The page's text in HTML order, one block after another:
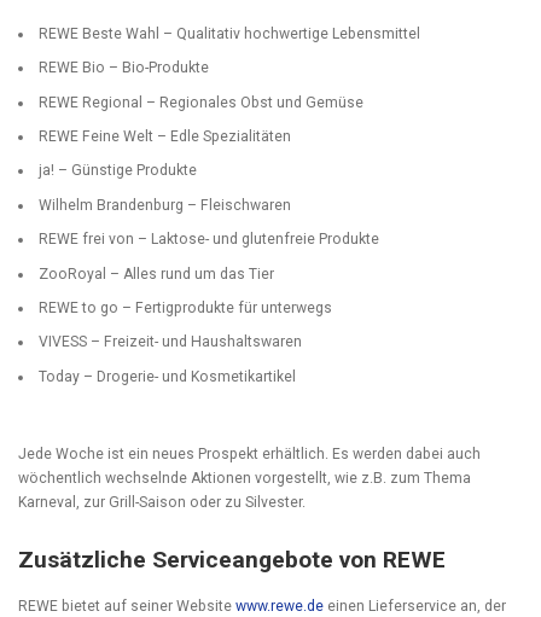
REWE Beste Wahl – Qualitativ hochwertige Lebensmittel
REWE Bio – Bio-Produkte
REWE Regional – Regionales Obst und Gemüse
REWE Feine Welt – Edle Spezialitäten
ja! – Günstige Produkte
Wilhelm Brandenburg – Fleischwaren
REWE frei von – Laktose- und glutenfreie Produkte
ZooRoyal – Alles rund um das Tier
REWE to go – Fertigprodukte für unterwegs
VIVESS – Freizeit- und Haushaltswaren
Today – Drogerie- und Kosmetikartikel
Jede Woche ist ein neues Prospekt erhältlich. Es werden dabei auch
wöchentlich wechselnde Aktionen vorgestellt, wie z.B. zum Thema
Karneval, zur Grill-Saison oder zu Silvester.
Zusätzliche Serviceangebote von REWE
REWE bietet auf seiner Website www.rewe.de einen Lieferservice an, der